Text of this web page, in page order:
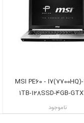
MSI PE60 - I7(7700HQ)-
1TB-128SSD-4GB-
ناموجود